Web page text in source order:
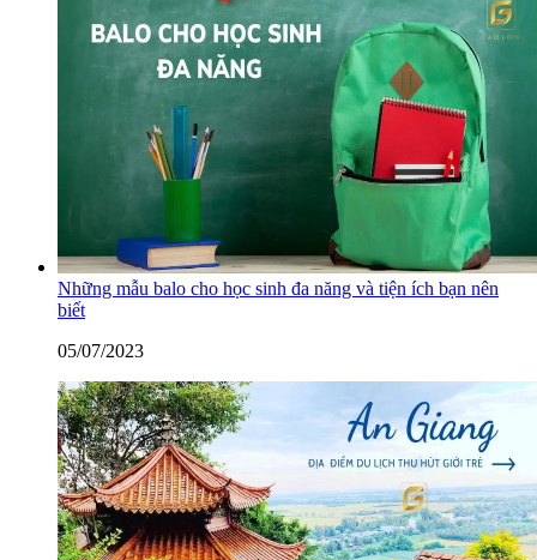
Những mẫu balo cho học sinh đa năng và tiện ích bạn nên
biết
05/07/2023